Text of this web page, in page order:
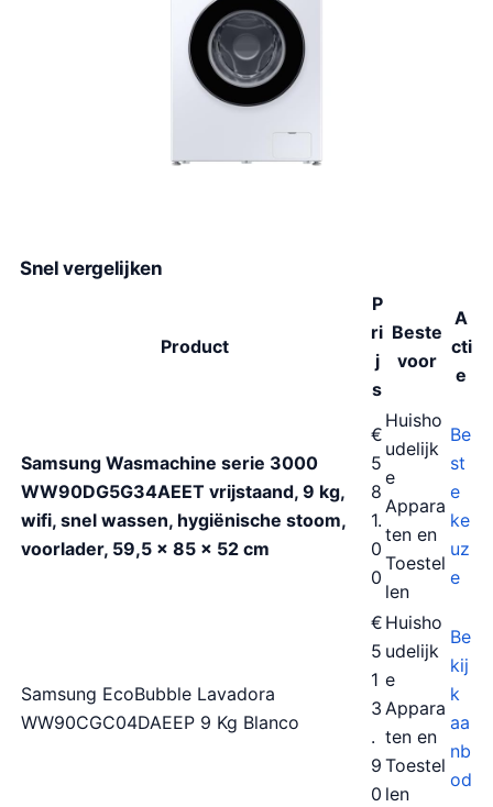
Snel vergelijken
Product
P
ri
j
s
Beste
voor
A
cti
e
Samsung Wasmachine serie 3000
WW90DG5G34AEET vrijstaand, 9 kg,
wifi, snel wassen, hygiënische stoom,
voorlader, 59,5 x 85 x 52 cm
€
5
8
1.
0
0
Huisho
udelijk
e
Appara
ten en
Toestel
len
Be
st
e
ke
uz
e
Samsung EcoBubble Lavadora
WW90CGC04DAEEP 9 Kg Blanco
€
5
1
3
.
9
0
Huisho
udelijk
e
Appara
ten en
Toestel
len
Be
kij
k
aa
nb
od